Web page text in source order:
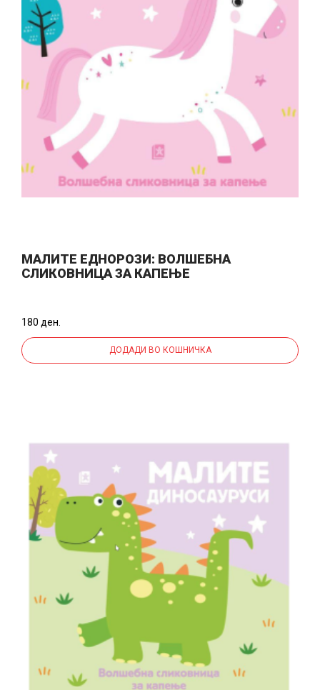
МАЛИТЕ ЕДНОРОЗИ: ВОЛШЕБНА
СЛИКОВНИЦА ЗА КАПЕЊЕ
180 ден.
ДОДАДИ ВО КОШНИЧКА